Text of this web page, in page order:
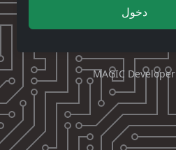
دخول
MAGIC Developer